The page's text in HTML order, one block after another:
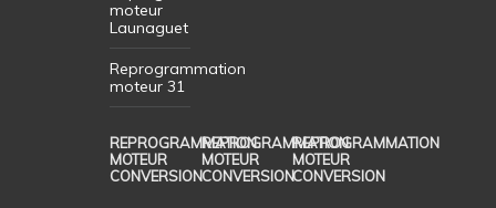
moteur
Launaguet
Reprogrammation
moteur 31
REPROGRAMMATION
MOTEUR
CONVERSION
REPROGRAMMATION
MOTEUR
CONVERSION
REPROGRAMMATION
MOTEUR
CONVERSION